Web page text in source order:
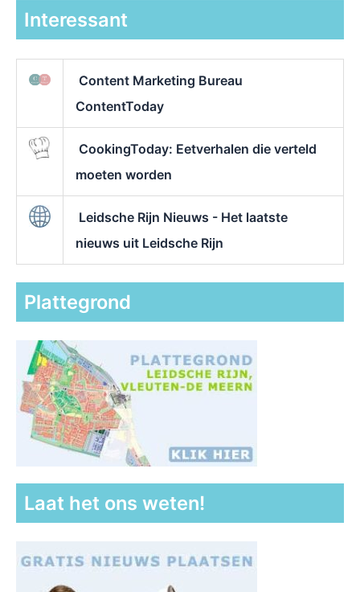
Interessant
Content Marketing Bureau
ContentToday
CookingToday: Eetverhalen die verteld
moeten worden
Leidsche Rijn Nieuws - Het laatste
nieuws uit Leidsche Rijn
Plattegrond
Laat het ons weten!